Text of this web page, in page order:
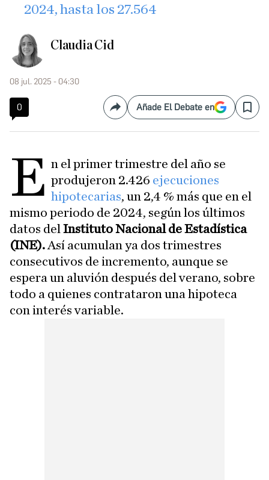
2024, hasta los 27.564
Claudia Cid
08 jul. 2025 - 04:30
0 CompartirAñade El Debate en Save
E n el primer trimestre del año se
produjeron 2.426 ejecuciones
hipotecarias, un 2,4 % más que en el
mismo periodo de 2024, según los últimos
datos del Instituto Nacional de Estadística
(INE). Así acumulan ya dos trimestres
consecutivos de incremento, aunque se
espera un aluvión después del verano, sobre
todo a quienes contrataron una hipoteca
con interés variable.